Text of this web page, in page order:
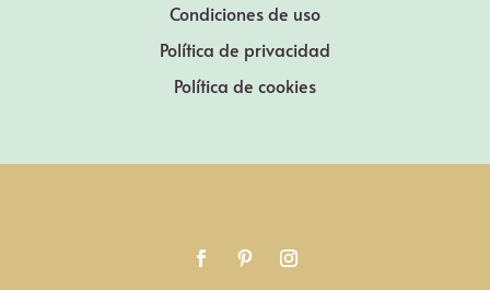
Condiciones de uso
Política de privacidad
Política de cookies